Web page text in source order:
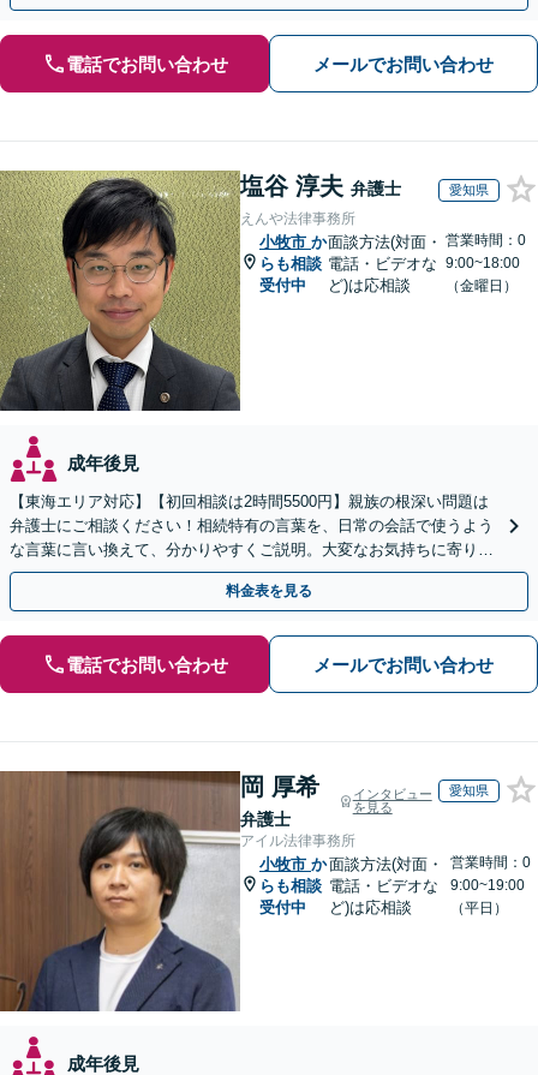
電話でお問い合わせ メールでお問い合わせ
塩谷 淳夫 弁護士 愛知県
えんや法律事務所
小牧市 か
らも相談
受付中
面談方法(対面・
電話・ビデオな
ど)は応相談
営業時間：0
9:00~18:00
（金曜日）
成年後見
【東海エリア対応】【初回相談は2時間5500円】親族の根深い問題は
弁護士にご相談ください！相続特有の言葉を、日常の会話で使うよう
な言葉に言い換えて、分かりやすくご説明。大変なお気持ちに寄り添
い、納得できる解決を目指します
料金表を見る
電話でお問い合わせ メールでお問い合わせ
岡 厚希
弁護士
インタビュー
を見る
愛知県
アイル法律事務所
小牧市 か
らも相談
受付中
面談方法(対面・
電話・ビデオな
ど)は応相談
営業時間：0
9:00~19:00
（平日）
成年後見